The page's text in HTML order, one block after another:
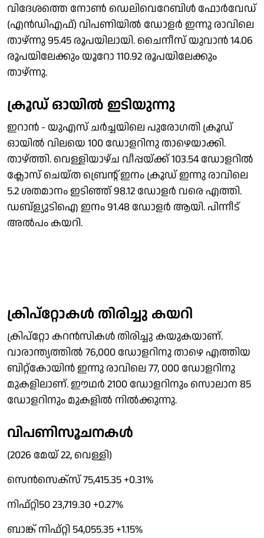
വിദേശത്തെ നോൺ ഡെലിവെറേബിൾ ഫോർവേഡ്
(എൻഡിഎഫ്) വിപണിയിൽ ഡോളർ ഇന്നു രാവിലെ
താഴ്ന്നു 95.45 രൂപയിലായി. ചൈനീസ് യുവാൻ 14.06
രൂപയിലേക്കും യൂറോ 110.92 രൂപയിലേക്കും
താഴ്‌ന്നു.
ക്രൂഡ് ഓയിൽ ഇടിയുന്നു
ഇറാൻ - യുഎസ് ചർച്ചയിലെ പുരോഗതി ക്രൂഡ്
ഓയിൽ വിലയെ 100 ഡോളറിനു താഴെയാക്കി.
താഴ്‌ത്തി. വെള്ളിയാഴ്ച വീപ്പയ്ക്ക് 103.54 ഡോളറിൽ
ക്ലോസ് ചെയ്ത ബ്രെൻ്റ് ഇനം ക്രൂഡ് ഇന്നു രാവിലെ
5.2 ശതമാനം ഇടിഞ്ഞ് 98.12 ഡോളർ വരെ എത്തി.
ഡബ്ള്യുടിഐ ഇനം 91.48 ഡോളർ ആയി. പിന്നീട്
അൽപം കയറി.
ക്രിപ്റ്റോകൾ തിരിച്ചു കയറി
ക്രിപ്റ്റോ കറൻസികൾ തിരിച്ചു കയുകയാണ്.
വാരാന്ത്യത്തിൽ 76,000 ഡോളറിനു താഴെ എത്തിയ
ബിറ്റ്കോയിൻ ഇന്നു രാവിലെ 77, 000 ഡോളറിനു
മുകളിലാണ്. ഈഥർ 2100 ഡോളറിനും സൊലാന 85
ഡോളറിനും മുകളിൽ നിൽക്കുന്നു.
വിപണിസൂചനകൾ
(2026 മേയ് 22, വെള്ളി)
സെൻസെക്സ് 75,415.35 +0.31%
നിഫ്റ്റി50 23,719.30 +0.27%
ബാങ്ക് നിഫ്റ്റി 54,055.35 +1.15%